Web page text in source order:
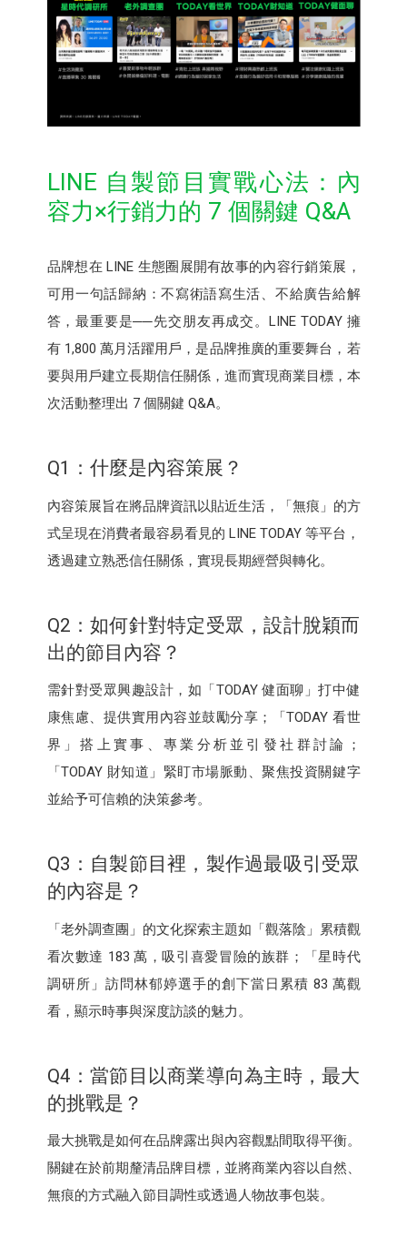
LINE 自製節目實戰心法：內
容力×行銷力的 7 個關鍵 Q&A
品牌想在 LINE 生態圈展開有故事的內容行銷策展，
可用一句話歸納：不寫術語寫生活、不給廣告給解
答，最重要是──先交朋友再成交。LINE TODAY 擁
有 1,800 萬月活躍用戶，是品牌推廣的重要舞台，若
要與用戶建立長期信任關係，進而實現商業目標，本
次活動整理出 7 個關鍵 Q&A。
Q1：什麼是內容策展？
內容策展旨在將品牌資訊以貼近生活，「無痕」的方
式呈現在消費者最容易看見的 LINE TODAY 等平台，
透過建立熟悉信任關係，實現長期經營與轉化。
Q2：如何針對特定受眾，設計脫穎而
出的節目內容？
需針對受眾興趣設計，如「TODAY 健面聊」打中健
康焦慮、提供實用內容並鼓勵分享；「TODAY 看世
界」搭上實事、專業分析並引發社群討論；
「TODAY 財知道」緊盯市場脈動、聚焦投資關鍵字
並給予可信賴的決策參考。
Q3：自製節目裡，製作過最吸引受眾
的內容是？
「老外調查團」的文化探索主題如「觀落陰」累積觀
看次數達 183 萬，吸引喜愛冒險的族群；「星時代
調研所」訪問林郁婷選手的創下當日累積 83 萬觀
看，顯示時事與深度訪談的魅力。
Q4：當節目以商業導向為主時，最大
的挑戰是？
最大挑戰是如何在品牌露出與內容觀點間取得平衡。
關鍵在於前期釐清品牌目標，並將商業內容以自然、
無痕的方式融入節目調性或透過人物故事包裝。